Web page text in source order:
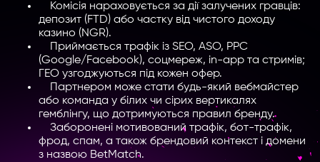
Комісія нараховується за дії залучених гравців:
депозит (FTD) або частку від чистого доходу
казино (NGR).
Приймається трафік із SEO, ASO, PPC
(Google/Facebook), соцмереж, in-app та стримів;
ГЕО узгоджуються під кожен офер.
Партнером може стати будь-який вебмайстер
або команда у білих чи сірих вертикалях
гемблінгу, що дотримуються правил бренду.
Заборонені мотивований трафік, бот-трафік,
фрод, спам, а також брендовий контекст і домени
з назвою BetMatch.